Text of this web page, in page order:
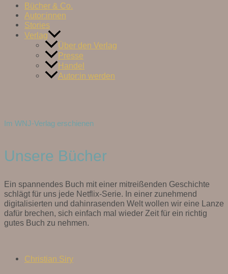
Bücher & Co.
Autor:innen
Stories
Verlag
Über den Verlag
Presse
Handel
Autor:in werden
Im WNJ-Verlag erschienen
Unsere Bücher
Ein spannendes Buch mit einer mitreißenden Geschichte
schlägt für uns jede Netflix-Serie. In einer zunehmend
digitalisierten und dahinrasenden Welt wollen wir eine Lanze
dafür brechen, sich einfach mal wieder Zeit für ein richtig
gutes Buch zu nehmen.
Christian Siry